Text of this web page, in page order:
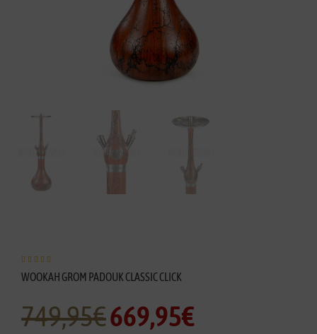
    
WOOKAH GROM PADOUK CLASSIC CLICK
749,95€669,95€